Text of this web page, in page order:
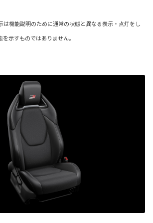
機能説明のために通常の状態と異なる表示・点灯をし
示すものではありません。